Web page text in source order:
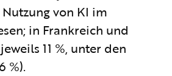
von KI im
in Frankreich und
11 %, unter den
%).